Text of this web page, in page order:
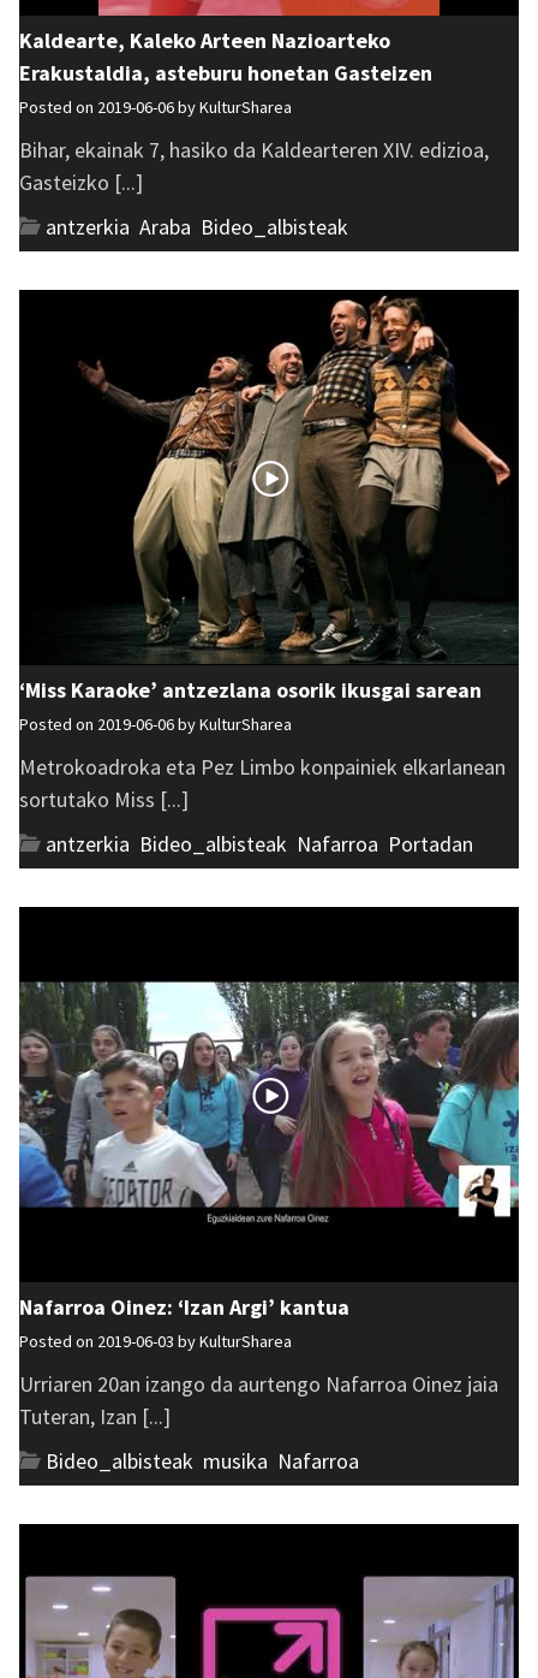
Kaldearte, Kaleko Arteen Nazioarteko
Erakustaldia, asteburu honetan Gasteizen
Posted on 2019-06-06 byKulturSharea
Bihar, ekainak 7, hasiko da Kaldearteren XIV. edizioa,
Gasteizko [...]
antzerkia Araba Bideo_albisteak
‘Miss Karaoke’ antzezlana osorik ikusgai sarean
Posted on 2019-06-06 byKulturSharea
Metrokoadroka eta Pez Limbo konpainiek elkarlanean
sortutako Miss [...]
antzerkia Bideo_albisteak Nafarroa Portadan
Nafarroa Oinez: ‘Izan Argi’ kantua
Posted on 2019-06-03 byKulturSharea
Urriaren 20an izango da aurtengo Nafarroa Oinez jaia
Tuteran, Izan [...]
Bideo_albisteak musika Nafarroa